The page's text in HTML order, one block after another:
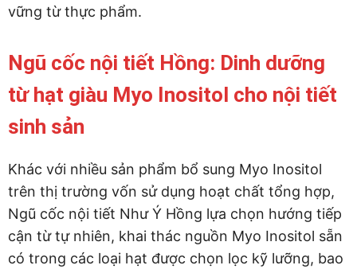
vững từ thực phẩm.
Ngũ cốc nội tiết Hồng: Dinh dưỡng
từ hạt giàu Myo Inositol cho nội tiết
sinh sản
Khác với nhiều sản phẩm bổ sung Myo Inositol
trên thị trường vốn sử dụng hoạt chất tổng hợp,
Ngũ cốc nội tiết Như Ý Hồng lựa chọn hướng tiếp
cận từ tự nhiên, khai thác nguồn Myo Inositol sẵn
có trong các loại hạt được chọn lọc kỹ lưỡng, bao